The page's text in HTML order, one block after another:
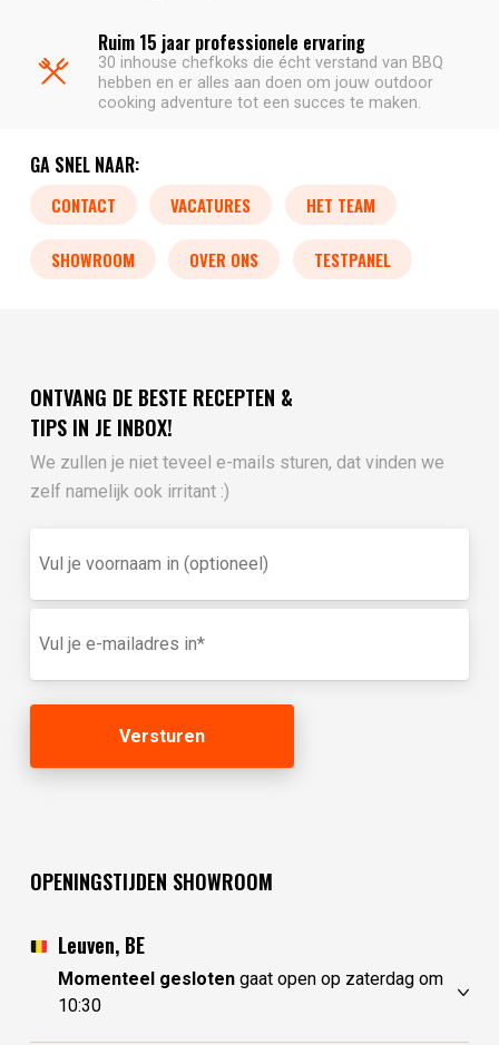
Ruim 15 jaar professionele ervaring
30 inhouse chefkoks die écht verstand van BBQ
hebben en er alles aan doen om jouw outdoor
cooking adventure tot een succes te maken.
GA SNEL NAAR:
CONTACT VACATURES HET TEAM
SHOWROOM OVER ONS TESTPANEL
ONTVANG DE BESTE RECEPTEN &
TIPS IN JE INBOX!
We zullen je niet teveel e-mails sturen, dat vinden we
zelf namelijk ook irritant :)
je
in
(optioneel)
mailadres
OPENINGSTIJDEN SHOWROOM
Leuven, BE
Momenteel geslotengaat open op zaterdag om
10:30
vrijdag
10:30 - 17:30